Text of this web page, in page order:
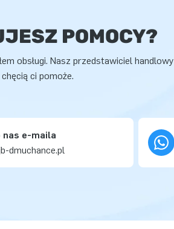
POMOCY?
obsługi. Nasz przedstawiciel handlowy
ci pomoże.
nas e-maila
dmuchance.pl